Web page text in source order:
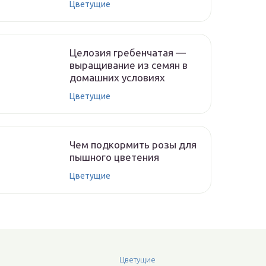
Цветущие
Целозия гребенчатая —
выращивание из семян в
домашних условиях
Цветущие
Чем подкормить розы для
пышного цветения
Цветущие
Цветущие